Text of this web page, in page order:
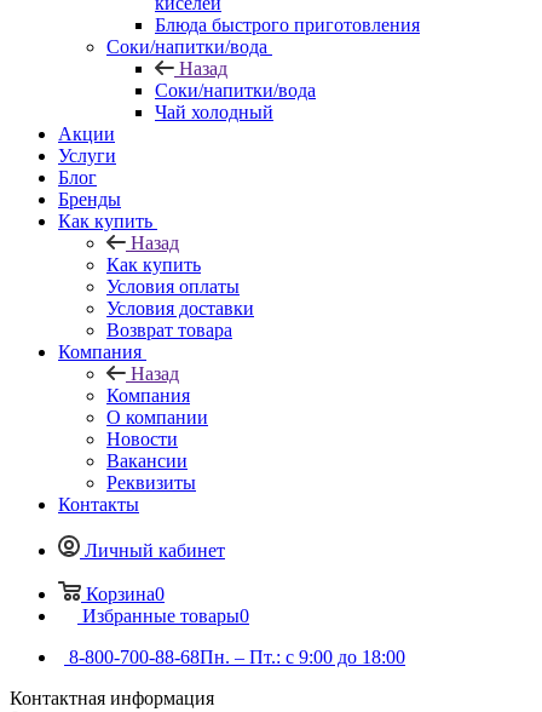
Блюда быстрого приготовления
Соки/напитки/вода
Назад
Соки/напитки/вода
Чай холодный
Акции
Услуги
Блог
Бренды
Как купить
Назад
Как купить
Условия оплаты
Условия доставки
Возврат товара
Компания
Назад
Компания
О компании
Новости
Вакансии
Реквизиты
Контакты
Личный кабинет
Корзина0
Избранные товары0
8-800-700-88-68Пн. – Пт.: с 9:00 до 18:00
Контактная информация